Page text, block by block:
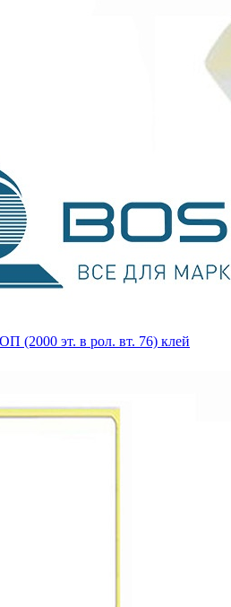
(2000 эт. в рол. вт. 76) клей